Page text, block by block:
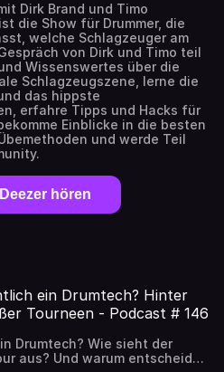
Dirk Brand und Timo
die Show für Drummer, die
welche Schlagzeuger am
von Dirk und Timo teil
Wissenswertes über die
Schlagzeugszene, lerne die
das hippste
erfahre Tipps und Hacks für
Einblicke in die besten
und werde Teil
hören
ein Drumtech? Hinter
Tourneen - Podcast # 146
Drumtech? Wie sieht der
aus? Und warum entscheiden